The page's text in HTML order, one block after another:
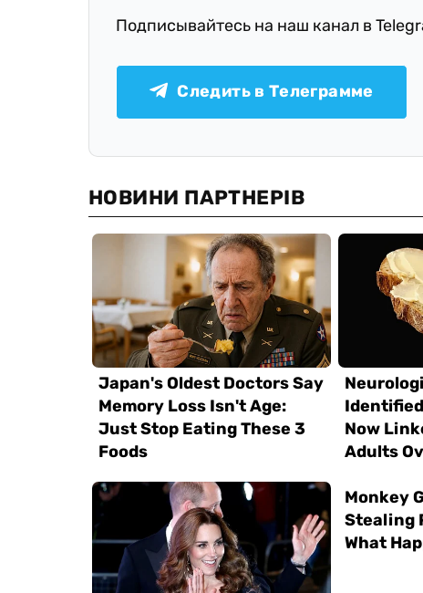
Подписывайтесь на наш канал в
Следить в Телеграмме